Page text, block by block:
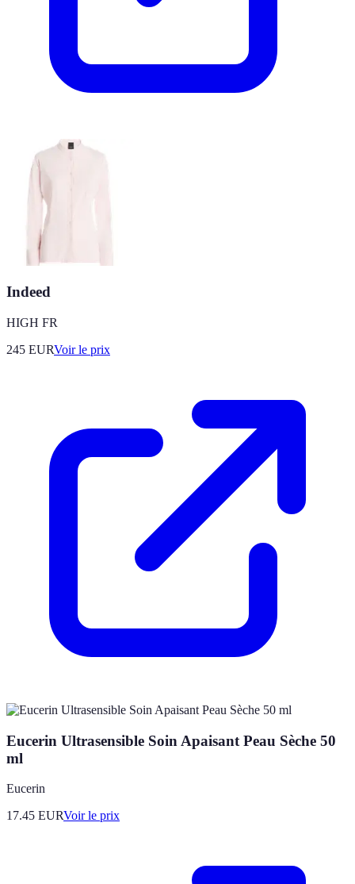
Indeed
HIGH FR
245 EURVoir le prix
Eucerin Ultrasensible Soin Apaisant Peau Sèche 50
ml
Eucerin
17.45 EURVoir le prix